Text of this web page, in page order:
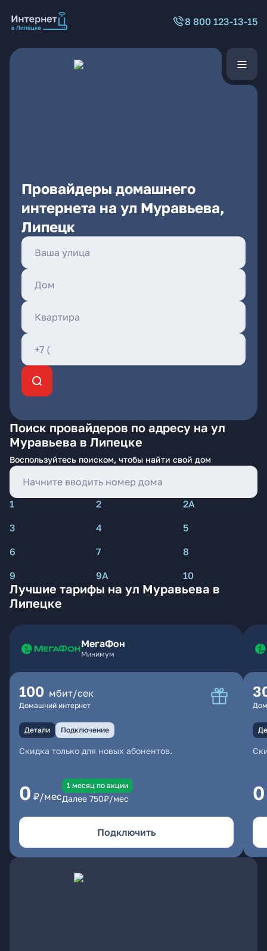
8 800 123-13-15
Провайдеры домашнего
интернета на ул Муравьева,
Липецк
Поиск провайдеров по адресу на ул
Муравьева в Липецке
Воспользуйтесь поиском, чтобы найти свой дом
1 2
2А
3
4
5
6
7
8
9
9А 10
Лучшие тарифы на ул Муравьева в
Липецке
МегаФон
Минимум
100 мбит/сек
Домашний интернет
Детали Подключение
Скидка только для новых абонентов.
0 ₽/мес
1 месяц по акции
Далее 750₽/мес
Подключить
0